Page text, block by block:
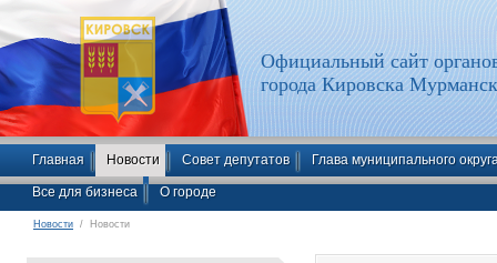
Официальный сайт
города Кировска
Главная Новости Совет депутатов Глава муниципального
Все для бизнеса О городе
Новости / Новости